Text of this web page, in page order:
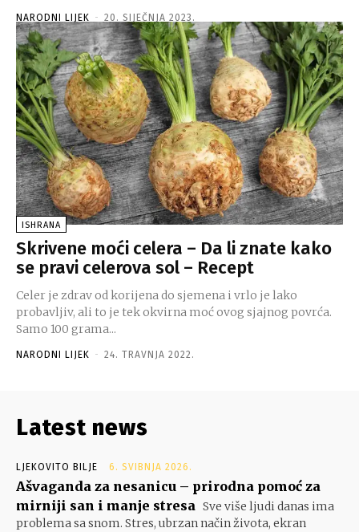
NARODNI LIJEK - 20. SIJEČNJA 2023.
ISHRANA
Skrivene moći celera – Da li znate kako
se pravi celerova sol – Recept
Celer je zdrav od korijena do sjemena i vrlo je lako
probavljiv, ali to je tek okvirna moć ovog sjajnog povrća.
Samo 100 grama...
NARODNI LIJEK - 24. TRAVNJA 2022.
Latest news
LJEKOVITO BILJE 6. SVIBNJA 2026.
Ašvaganda za nesanicu – prirodna pomoć za
mirniji san i manje stresa Sve više ljudi danas ima
problema sa snom. Stres, ubrzan način života, ekran